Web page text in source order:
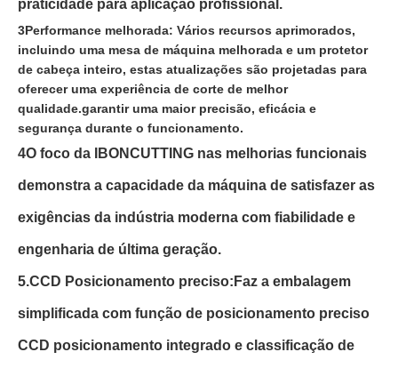
praticidade para aplicação profissional.
3Performance melhorada: Vários recursos aprimorados,
incluindo uma mesa de máquina melhorada e um protetor
de cabeça inteiro, estas atualizações são projetadas para
oferecer uma experiência de corte de melhor
qualidade.garantir uma maior precisão, eficácia e
segurança durante o funcionamento.
4O foco da IBONCUTTING nas melhorias funcionais
demonstra a capacidade da máquina de satisfazer as
exigências da indústria moderna com fiabilidade e
engenharia de última geração.
5.CCD Posicionamento preciso:Faz a embalagem
simplificada com função de posicionamento preciso
CCD posicionamento integrado e classificação de